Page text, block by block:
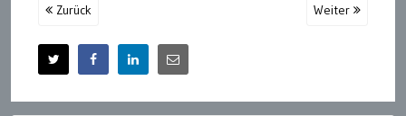
Zurück Weiter